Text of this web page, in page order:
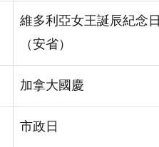
維多利亞女王誕辰紀念日
（安省）
加拿大國慶
市政日